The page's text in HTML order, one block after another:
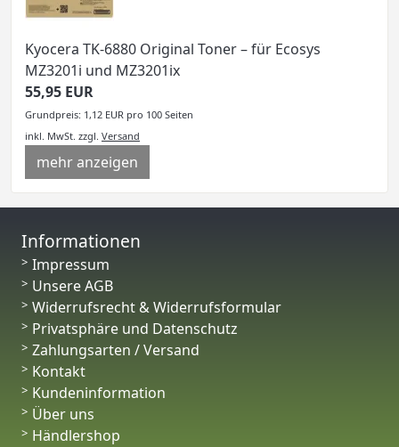
Kyocera TK-6880 Original Toner – für Ecosys
MZ3201i und MZ3201ix
55,95 EUR
Grundpreis: 1,12 EUR pro 100 Seiten
inkl. MwSt. zzgl. Versand
mehr anzeigen
Informationen
Impressum
Unsere AGB
Widerrufsrecht & Widerrufsformular
Privatsphäre und Datenschutz
Zahlungsarten / Versand
Kontakt
Kundeninformation
Über uns
Händlershop